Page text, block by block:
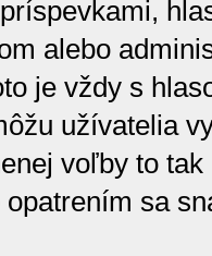
alebo
je vždy s
užívatelia
voľby to
sa